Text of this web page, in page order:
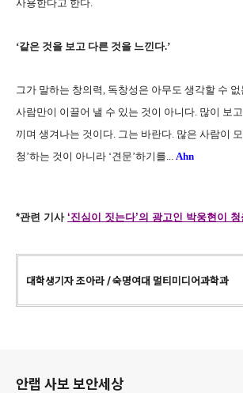
사용한다고 한다.
‘같은 것을 보고 다른 것을 느낀다.’
그가 말하는 창의력, 독창성은 아무도 생각할 수 없
사람만이 이끌어 낼 수 있는 것이 아니다. 많이 보
끼며 생겨나는 것이다. 그는 바란다. 많은 사람이
청 ’하는 것이 아니라 ‘견문’하기를... Ahn
*관련 기사 ‘진심이 짓는다’의 광고인 박웅현이
대학생기자 조아라 / 숙명여대 멀티미디어과학과
안랩 사보 보안세상